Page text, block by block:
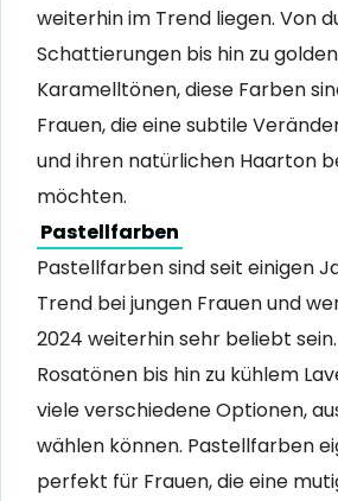
weiterhin im Trend liegen. Von
Schattierungen bis hin zu
Karamelltönen, diese Farben
Frauen, die eine subtile
und ihren natürlichen Haarton
möchten.
Pastellfarben
Pastellfarben sind seit einigen
Trend bei jungen Frauen und
2024 weiterhin sehr beliebt
Rosatönen bis hin zu kühlem
viele verschiedene Optionen,
wählen können. Pastellfarben
perfekt für Frauen, die eine